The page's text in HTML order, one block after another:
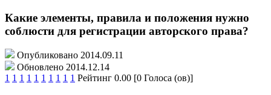
Какие элементы, правила и положения нужно
соблюсти для регистрации авторского права?
Опубликовано 2014.09.11
Обновлено 2014.12.14
1 1 1 1 1 1 1 1 1 1 Рейтинг 0.00 [0 Голоса (ов)]